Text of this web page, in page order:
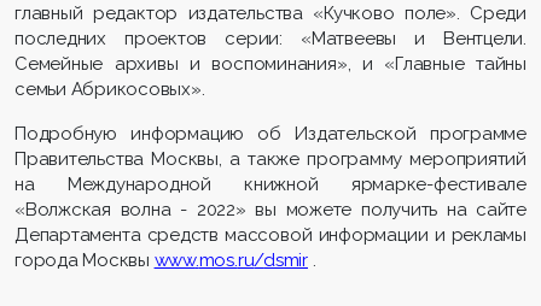
главный редактор издательства «Кучково поле». Среди
последних проектов серии: «Матвеевы и Вентцели.
Семейные архивы и воспоминания», и «Главные тайны
семьи Абрикосовых».
Подробную информацию об Издательской программе
Правительства Москвы, а также программу мероприятий
на Международной книжной ярмарке-фестивале
«Волжская волна - 2022» вы можете получить на сайте
Департамента средств массовой информации и рекламы
города Москвы www.mosru/dsmir